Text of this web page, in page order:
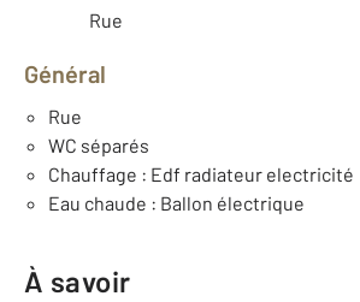
Rue
Général
Rue
WC séparés
Chauffage : Edf radiateur electricité
Eau chaude : Ballon électrique
À savoir